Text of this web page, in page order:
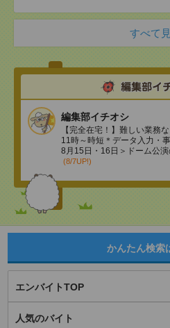
すべて
編集部イチオシ
【完全在宅！】難しい業務
11時～時短＊データ入力・
8月15日・16日＞ドーム公
(8/7UP!)
かんたん検索
エンバイトTOP
人気のバイト